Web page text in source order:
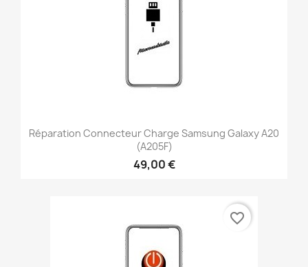
Réparation Connecteur Charge Samsung Galaxy A20
(A205F)
49,00 €
favorite_border